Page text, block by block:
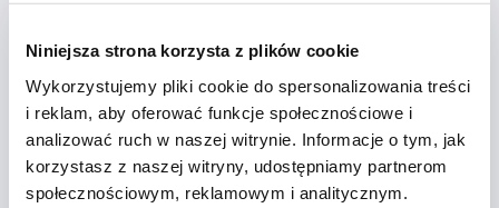
Niniejsza strona korzysta z plików cookie
Wykorzystujemy pliki cookie do spersonalizowania treści
i reklam, aby oferować funkcje społecznościowe i
analizować ruch w naszej witrynie. Informacje o tym, jak
korzystasz z naszej witryny, udostępniamy partnerom
społecznościowym, reklamowym i analitycznym.
Chcę otrzymywać informacje o nowościach i ofertach specjalnych i
wyrażam zgodę naprzetwarzanie danych osobowychw tym celu.